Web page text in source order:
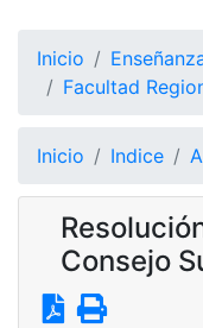
Inicio
Facultad
Inicio Indice
Consejo